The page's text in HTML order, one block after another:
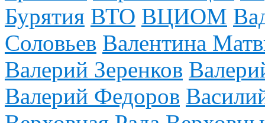
Бурятия ВТО ВЦИОМ
Соловьев Валентина
Валерий Зеренков
Валерий Федоров